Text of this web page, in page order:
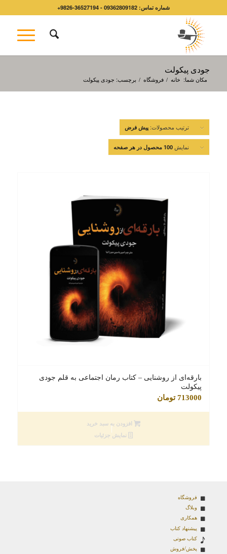
شماره تماس: 09362809182 - 36527194-9826+
جودی پیکولت
مکان شما: خانه / فروشگاه / برچسب: جودی پیکولت
ترتیب محصولات: پیش فرض
نمایش 100 محصول در هر صفحه
بارقه‌ای از روشنایی – کتاب رمان اجتماعی به قلم جودی
پیکولت
713000 تومان
افزودن به سبد خرید
نمایش جزئیات
فروشگاه
وبلاگ
همکاری
پیشنهاد کتاب
کتاب صوتی
پخش/فروش